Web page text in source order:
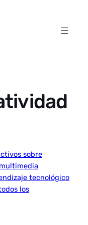
sobre
tecnológico
los